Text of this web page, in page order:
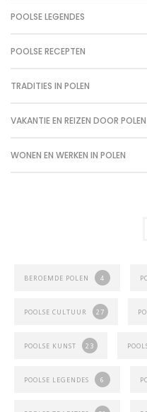
POOLSE LEGENDES
POOLSE RECEPTEN
TRADITIES IN POLEN
VAKANTIE EN REIZEN DOOR POLEN
WONEN EN WERKEN IN POLEN
BEROEMDE POLEN 4
POOLSE CULTUUR 27
POOLSE KUNST 23
POOLSE LEGENDES 6